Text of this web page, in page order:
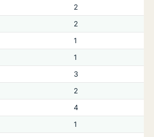
2
2
1
1
3
2
4
1